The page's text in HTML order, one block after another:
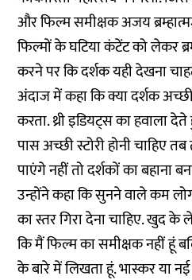
और फिल्म समीक्षक अजय
फिल्मों के घटिया कंटेंट को लेकर
करने पर कि दर्शक यही देखना
अंदाज में कहा कि क्या दर्शक
करता. थ्री इडियट्स का हवाला
पास अच्छी स्टोरी होनी चाहिए
पाएंगे नहीं तो दर्शकों का बहाना
उन्होंने कहा कि सुनने वाले कम
का स्तर गिरा देना चाहिए. खुद
कि मैं फिल्म का समीक्षक नहीं हूं
के बारे में लिखता हूं. भास्कर या